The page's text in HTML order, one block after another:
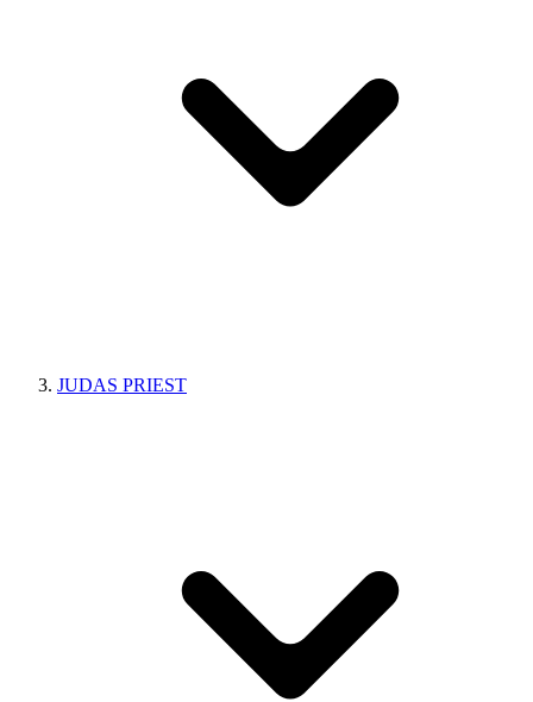
JUDAS PRIEST